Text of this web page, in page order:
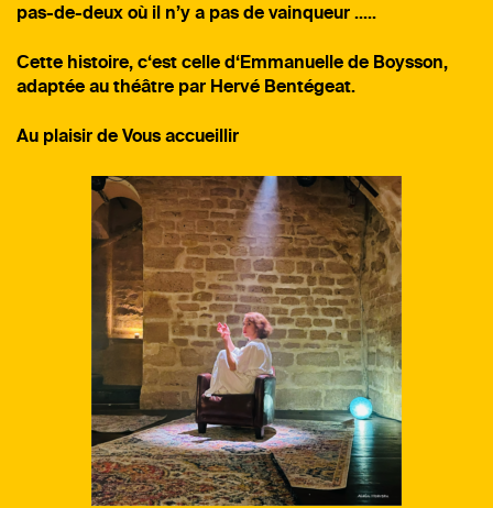
pas-de-deux où il n’y a pas de vainqueur …..
Cette histoire, c‘est celle d‘Emmanuelle de Boysson,
adaptée au théâtre par Hervé Bentégeat.
Au plaisir de Vous accueillir